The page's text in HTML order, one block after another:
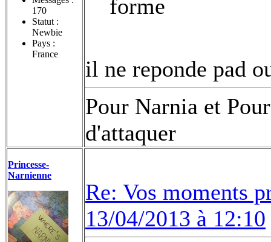
170
Statut :
Newbie
Pays :
France
forme
il ne reponde pad
Pour Narnia et
d'attaquer
Princesse-
Narnienne
Re: Vos moments
13/04/2013 à 12:10